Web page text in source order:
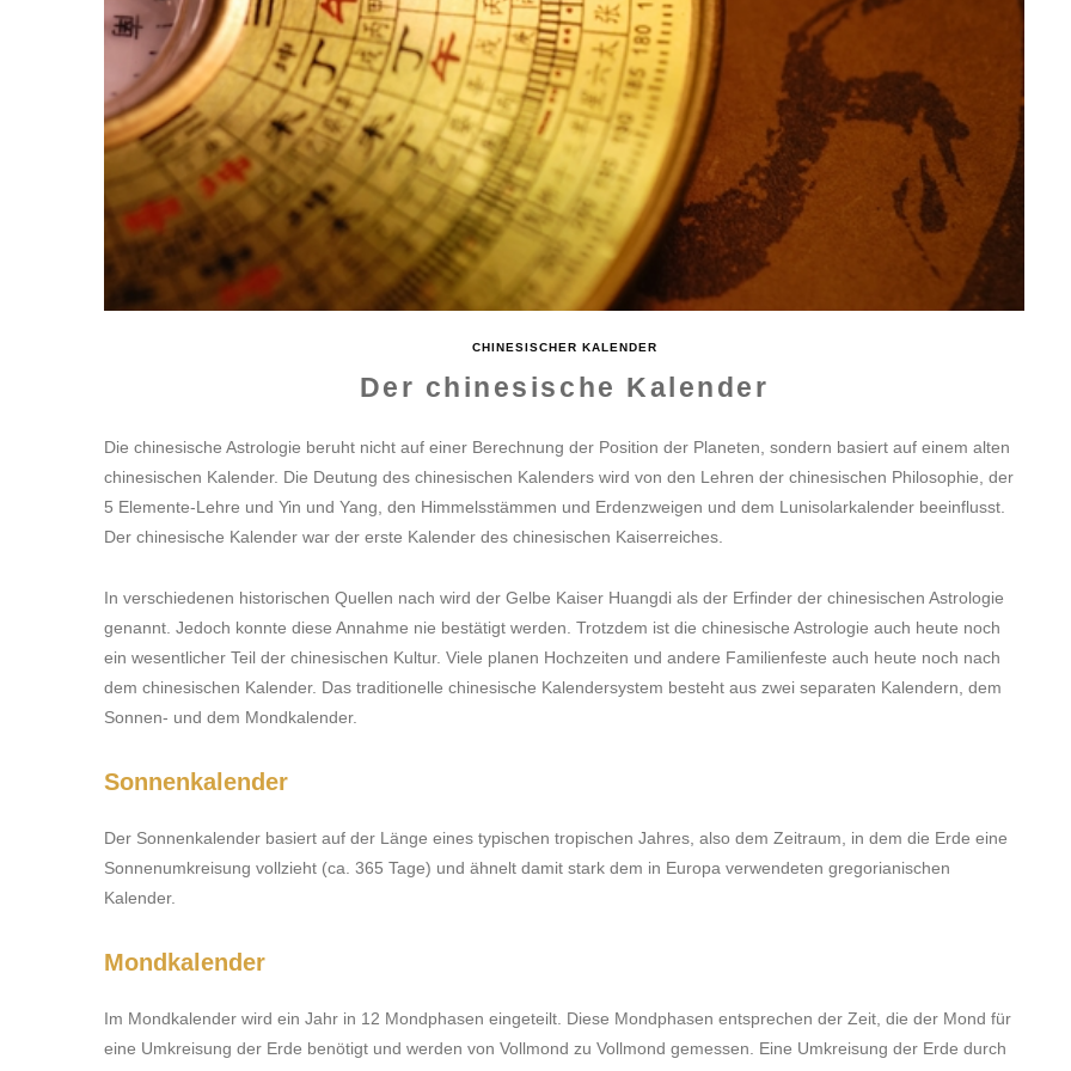
CHINESISCHER KALENDER
Der chinesische Kalender
Die chinesische Astrologie beruht nicht auf einer Berechnung der Position der Planeten, sondern basiert auf einem alten
chinesischen Kalender. Die Deutung des chinesischen Kalenders wird von den Lehren der chinesischen Philosophie, der
5 Elemente-Lehre und Yin und Yang, den Himmelsstämmen und Erdenzweigen und dem Lunisolarkalender beeinflusst.
Der chinesische Kalender war der erste Kalender des chinesischen Kaiserreiches.
In verschiedenen historischen Quellen nach wird der Gelbe Kaiser Huangdi als der Erfinder der chinesischen Astrologie
genannt. Jedoch konnte diese Annahme nie bestätigt werden. Trotzdem ist die chinesische Astrologie auch heute noch
ein wesentlicher Teil der chinesischen Kultur. Viele planen Hochzeiten und andere Familienfeste auch heute noch nach
dem chinesischen Kalender. Das traditionelle chinesische Kalendersystem besteht aus zwei separaten Kalendern, dem
Sonnen- und dem Mondkalender.
Sonnenkalender
Der Sonnenkalender basiert auf der Länge eines typischen tropischen Jahres, also dem Zeitraum, in dem die Erde eine
Sonnenumkreisung vollzieht (ca. 365 Tage) und ähnelt damit stark dem in Europa verwendeten gregorianischen
Kalender.
Mondkalender
Im Mondkalender wird ein Jahr in 12 Mondphasen eingeteilt. Diese Mondphasen entsprechen der Zeit, die der Mond für
eine Umkreisung der Erde benötigt und werden von Vollmond zu Vollmond gemessen. Eine Umkreisung der Erde durch